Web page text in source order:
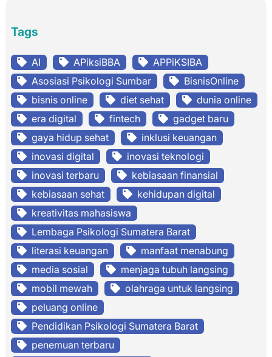
Tags
AI APiksiBBA
APPiKSIBA
Asosiasi Psikologi Sumbar
BisnisOnline
bisnis online
diet sehat
dunia online
era digital
fintech
gadget baru
gaya hidup sehat
inklusi keuangan
inovasi digital
inovasi teknologi
inovasi terbaru
kebiasaan finansial
kebiasaan sehat
kehidupan digital
kreativitas mahasiswa
Lembaga Psikologi Sumatera Barat
literasi keuangan
manfaat menabung
media sosial
menjaga tubuh langsing
mobil mewah
olahraga untuk langsing
peluang online
Pendidikan Psikologi Sumatera Barat
penemuan terbaru